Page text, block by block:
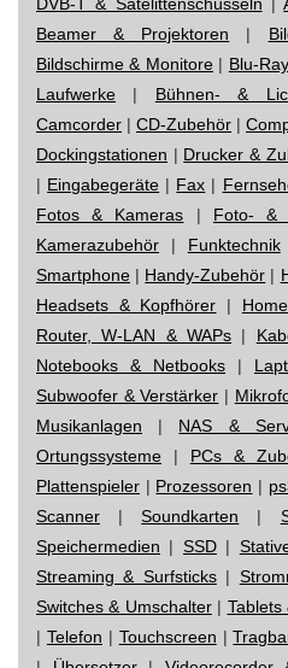
Beamer & Projektoren |
Bildschirme & Monitore| Blu-Ray
Laufwerke | Bühnen- &
Camcorder | CD-Zubehör |
Dockingstationen | Drucker &
| Eingabegeräte | Fax |
Fotos & Kameras | Foto- &
Kamerazubehör | Funktechnik
Smartphone | Handy-Zubehör |
Headsets & Kopfhörer |
Router, W-LAN & WAPs |
Notebooks & Netbooks |
Subwoofer & Verstärker |
Musikanlagen | NAS &
Ortungssysteme | PCs &
Plattenspieler | Prozessoren |
Scanner |Soundkarten |
Speichermedien | SSD|
Streaming & Surfsticks|
Switches & Umschalter| Tablets
| Telefon | Touchscreen |